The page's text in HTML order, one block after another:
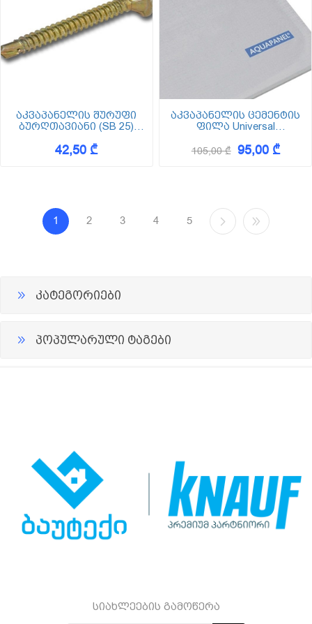
აკვაპანელის შურუფი
ბურღთავიანი (SB 25)
42,50 ₾
აკვაპანელის ცემენტის
ფილა Universal
105,00 ₾ 95,00 ₾
1 2 3 4 5
კატეგორიები
პოპულარული ტაგები
სიახლეების გამოწერა